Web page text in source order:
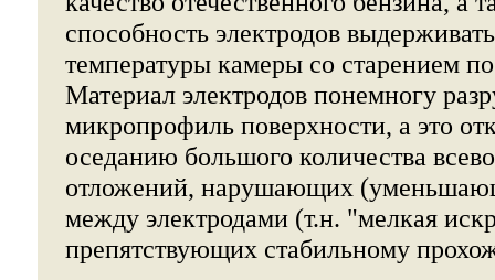
способность электродов
температуры камеры со старением
Материал электродов понемногу
микропрофиль поверхности, а это
оседанию большого количества
отложений, нарушающих
между электродами (т.н. "мелкая
препятствующих стабильному